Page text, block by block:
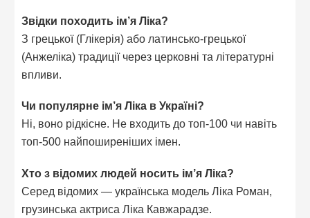
Звідки походить ім’я Ліка?
З грецької (Глікерія) або латинсько-грецької
(Анжеліка) традиції через церковні та літературні
впливи.
Чи популярне ім’я Ліка в Україні?
Ні, воно рідкісне. Не входить до топ-100 чи навіть
топ-500 найпоширеніших імен.
Хто з відомих людей носить ім’я Ліка?
Серед відомих — українська модель Ліка Роман,
грузинська актриса Ліка Кавжарадзе.